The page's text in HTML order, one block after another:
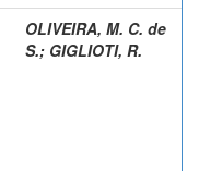
OLIVEIRA, M. C. de
S.; GIGLIOTI, R.